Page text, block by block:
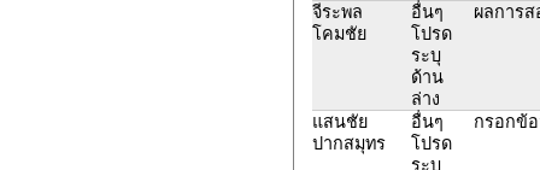
จีระพล
โคมชัย
อื่นๆ
โปรด
ระบุ
ด้าน
ล่าง
ผลการส
แสนชัย
ปากสมุทร
อื่นๆ
โปรด
ระบุ
กรอกข้